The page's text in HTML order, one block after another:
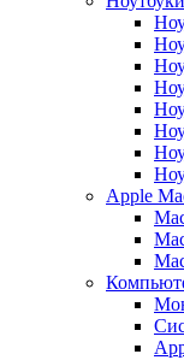
Apple